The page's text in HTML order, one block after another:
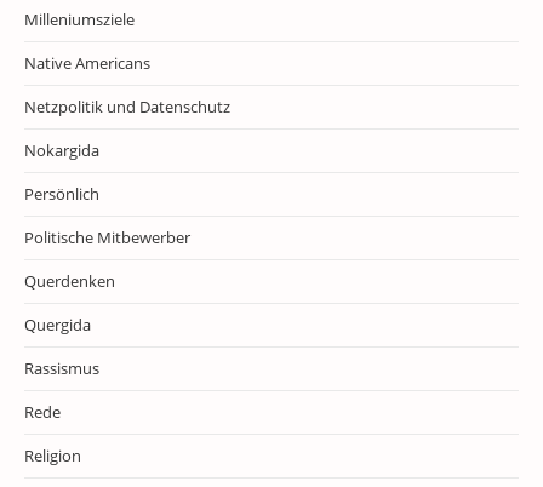
Milleniumsziele
Native Americans
Netzpolitik und Datenschutz
Nokargida
Persönlich
Politische Mitbewerber
Querdenken
Quergida
Rassismus
Rede
Religion